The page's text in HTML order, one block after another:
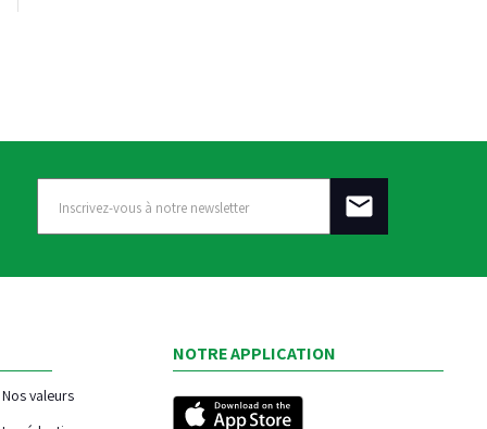
Nos valeurs
NOTRE APPLICATION